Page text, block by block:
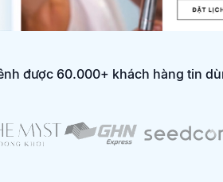
được 60.000+ khách hàng tin